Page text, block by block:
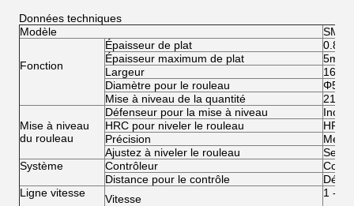
Données techniques
Modèle
SM-
Fonction
Épaisseur de plat
0.8-
Épaisseur maximum de plat
5mm
Largeur
Diamètre pour le rouleau
Mise à niveau de la quantité
21
Mise à niveau
du rouleau
Défenseur pour la mise à niveau
HRC pour niveler le rouleau
HRC
Précision
Ajustez à niveler le rouleau
Servo
Système
Contrôleur
Distance pour le contrôle
Ligne vitesse
Vitesse 1 -6